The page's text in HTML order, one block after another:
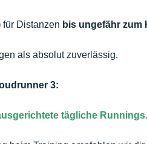
für Distanzen bis ungefähr zum
als absolut zuverlässig.
3:
tägliche Runnings.